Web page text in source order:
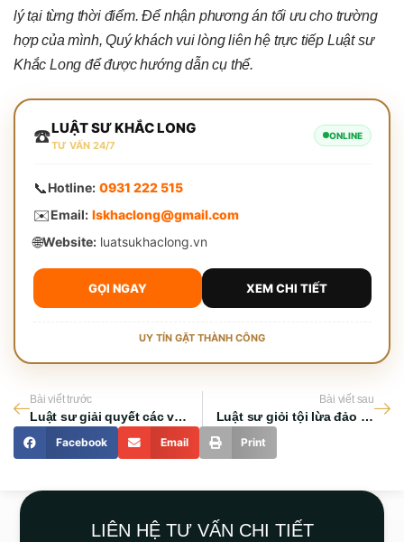
lý tại từng thời điểm. Để nhận phương án tối ưu cho trường
hợp của mình, Quý khách vui lòng liên hệ trực tiếp Luật sư
Khắc Long để được hướng dẫn cụ thể.
☎️LUẬT SƯ KHẮC LONG
TƯ VẤN 24/7
ONLINE
📞Hotline: 0931 222 515
✉️Email: lskhaclong@gmail.com
🌐Website:luatsukhaclong.vn
GỌI NGAY XEM CHI TIẾT
UY TÍN GẶT THÀNH CÔNG
Bài viết trước
Luật sư giải quyết các vụ án ma túy TP HCM chuyên sâu và thực chiến
Bài viết sau
Luật sư giỏi tội lừa đảo chiếm đoạt tài sản và những lưu ý quan trọng
Facebook Email Print
LIÊN HỆ TƯ VẤN CHI TIẾT